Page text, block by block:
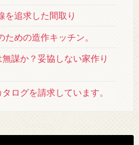
を追求した間取り
ための造作キッチン。
謀か？妥協しない家作り
ログを請求しています。